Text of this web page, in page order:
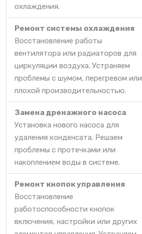
охлаждения.
Ремонт системы охлаждения
Восстановление работы
вентилятора или радиаторов для
циркуляции воздуха. Устраняем
проблемы с шумом, перегревом или
плохой производительностью.
Замена дренажного насоса
Установка нового насоса для
удаления конденсата. Решаем
проблемы с протечками или
накоплением воды в системе.
Ремонт кнопок управления
Восстановление
работоспособности кнопок
включения, настройки или других